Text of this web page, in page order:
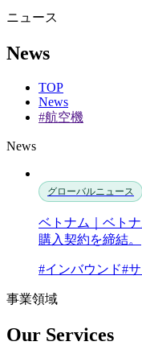
ニュース
News
TOP
News
#航空機
News
グローバルニュース
ベトナム｜ベト
購入契約を締結。
#インバウンド#
事業領域
Our Services